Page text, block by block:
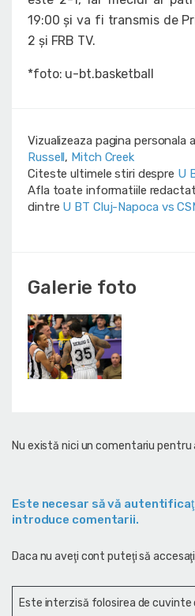
19:00 și va fi transmis de
2 și FRB TV.
*foto: u-bt.basketball
Vizualizeaza pagina personala
Russell, Mitch Creek
Citeste ultimele stiri despre U
Afla toate informatiile
dintre U BT Cluj-Napoca vs
Galerie foto
Nu există nici un comentariu
Este necesar să vă
introduce comentarii.
Daca nu aveţi cont puteţi să
Este interzisă folosirea de cuvinte